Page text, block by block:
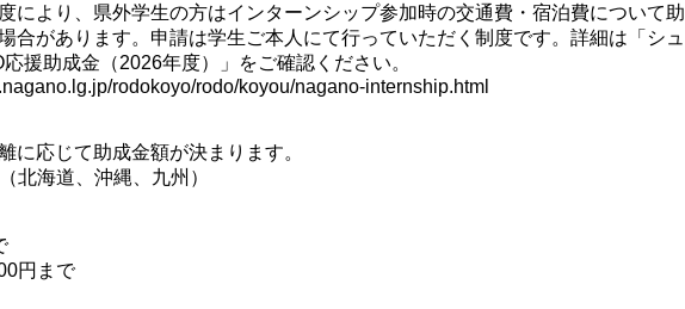
により、県外学生の方はインターンシップ参加時の交通費・宿泊費について助
合があります。申請は学生ご本人にて行っていただく制度です。詳細は「シュ
援助成金（2026年度）」をご確認ください。
rodokoyo/rodo/koyou/nagano-internship.html
に応じて助成金額が決まります。
北海道、沖縄、九州）
円まで